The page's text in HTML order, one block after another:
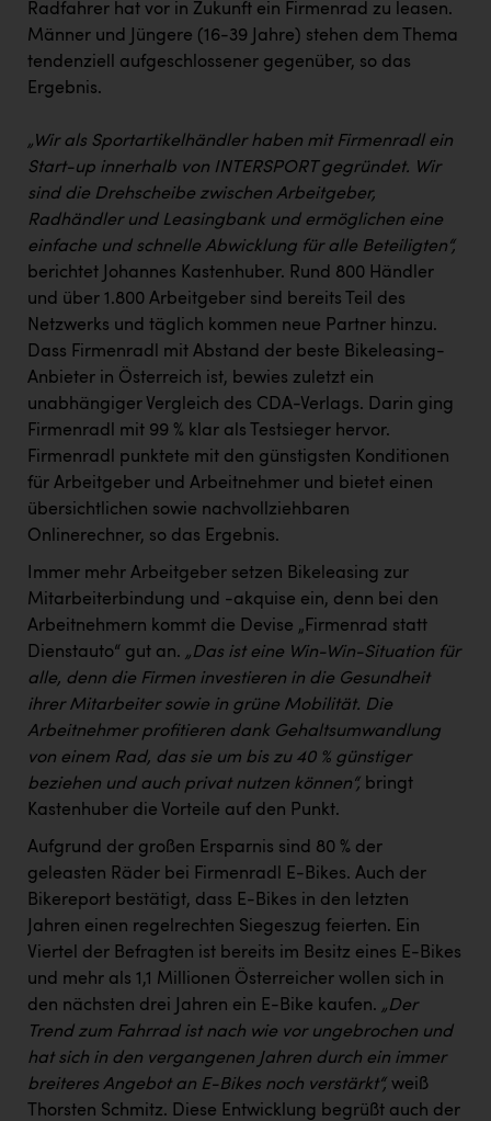
Radfahrer hat vor in Zukunft ein Firmenrad zu leasen.
Männer und Jüngere (16-39 Jahre) stehen dem Thema
tendenziell aufgeschlossener gegenüber, so das
Ergebnis.
„Wir als Sportartikelhändler haben mit Firmenradl ein
Start-up innerhalb von INTERSPORT gegründet. Wir
sind die Drehscheibe zwischen Arbeitgeber,
Radhändler und Leasingbank und ermöglichen eine
einfache und schnelle Abwicklung für alle Beteiligten“,
berichtet Johannes Kastenhuber. Rund 800 Händler
und über 1.800 Arbeitgeber sind bereits Teil des
Netzwerks und täglich kommen neue Partner hinzu.
Dass Firmenradl mit Abstand der beste Bikeleasing-
Anbieter in Österreich ist, bewies zuletzt ein
unabhängiger Vergleich des CDA-Verlags. Darin ging
Firmenradl mit 99 % klar als Testsieger hervor.
Firmenradl punktete mit den günstigsten Konditionen
für Arbeitgeber und Arbeitnehmer und bietet einen
übersichtlichen sowie nachvollziehbaren
Onlinerechner, so das Ergebnis.
Immer mehr Arbeitgeber setzen Bikeleasing zur
Mitarbeiterbindung und -akquise ein, denn bei den
Arbeitnehmern kommt die Devise „Firmenrad statt
Dienstauto“ gut an. „Das ist eine Win-Win-Situation für
alle, denn die Firmen investieren in die Gesundheit
ihrer Mitarbeiter sowie in grüne Mobilität. Die
Arbeitnehmer profitieren dank Gehaltsumwandlung
von einem Rad, das sie um bis zu 40 % günstiger
beziehen und auch privat nutzen können“, bringt
Kastenhuber die Vorteile auf den Punkt.
Aufgrund der großen Ersparnis sind 80 % der
geleasten Räder bei Firmenradl E-Bikes. Auch der
Bikereport bestätigt, dass E-Bikes in den letzten
Jahren einen regelrechten Siegeszug feierten. Ein
Viertel der Befragten ist bereits im Besitz eines E-Bikes
und mehr als 1,1 Millionen Österreicher wollen sich in
den nächsten drei Jahren ein E-Bike kaufen. „Der
Trend zum Fahrrad ist nach wie vor ungebrochen und
hat sich in den vergangenen Jahren durch ein immer
breiteres Angebot an E-Bikes noch verstärkt“, weiß
Thorsten Schmitz. Diese Entwicklung begrüßt auch der